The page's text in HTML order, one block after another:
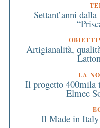
Settant’anni
Artigianalità,
LA
Il progetto 400mila
Elmec
Il Made in Italy